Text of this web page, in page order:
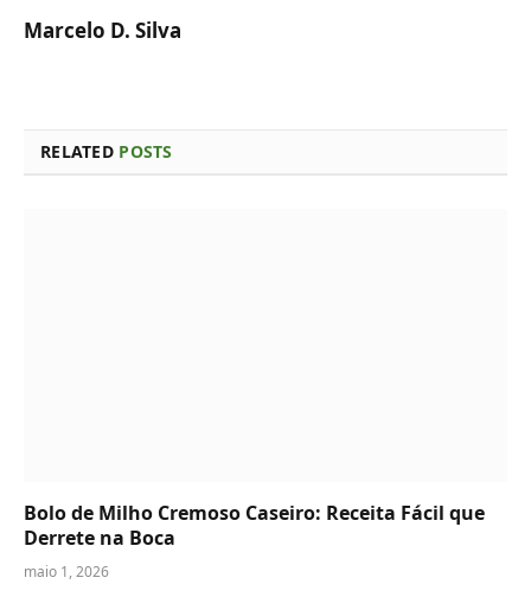
Marcelo D. Silva
RELATED POSTS
Bolo de Milho Cremoso Caseiro: Receita Fácil que
Derrete na Boca
maio 1, 2026